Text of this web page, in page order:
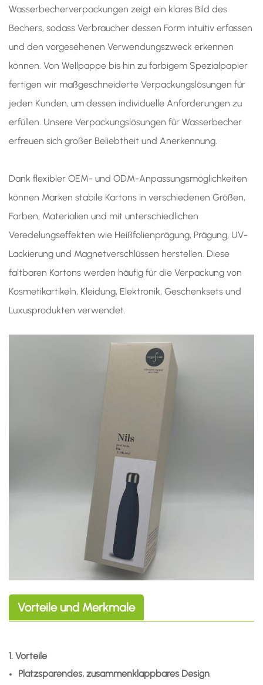
Wasserbecherverpackungen zeigt ein klares Bild des
Bechers, sodass Verbraucher dessen Form intuitiv erfassen
und den vorgesehenen Verwendungszweck erkennen
können. Von Wellpappe bis hin zu farbigem Spezialpapier
fertigen wir maßgeschneiderte Verpackungslösungen für
jeden Kunden, um dessen individuelle Anforderungen zu
erfüllen. Unsere Verpackungslösungen für Wasserbecher
erfreuen sich großer Beliebtheit und Anerkennung.
Dank flexibler OEM- und ODM-Anpassungsmöglichkeiten
können Marken stabile Kartons in verschiedenen Größen,
Farben, Materialien und mit unterschiedlichen
Veredelungseffekten wie Heißfolienprägung, Prägung, UV-
Lackierung und Magnetverschlüssen herstellen. Diese
faltbaren Kartons werden häufig für die Verpackung von
Kosmetikartikeln, Kleidung, Elektronik, Geschenksets und
Luxusprodukten verwendet.
Vorteile und Merkmale
1. Vorteile
Platzsparendes, zusammenklappbares Design